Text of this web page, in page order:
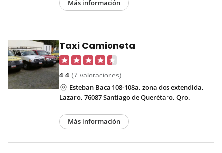
Más información
Taxi Camioneta
4.4 (7 valoraciones)
Esteban Baca 108-108a, zona dos extendida,
Lazaro, 76087 Santiago de Querétaro, Qro.
Más información